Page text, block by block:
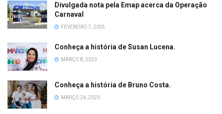
Divulgada nota pela Emap acerca da Operação
Carnaval
FEVEREIRO 7, 2025
Conheça a história de Susan Lucena.
MARÇO 8, 2023
Conheça a história de Bruno Costa.
MARÇO 24, 2023